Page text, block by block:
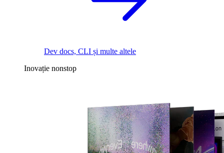
Dev docs, CLI și multe altele
Inovație nonstop